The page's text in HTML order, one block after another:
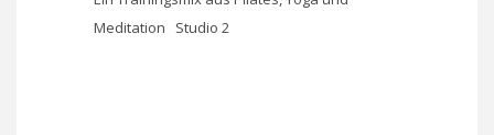
Meditation Studio 2